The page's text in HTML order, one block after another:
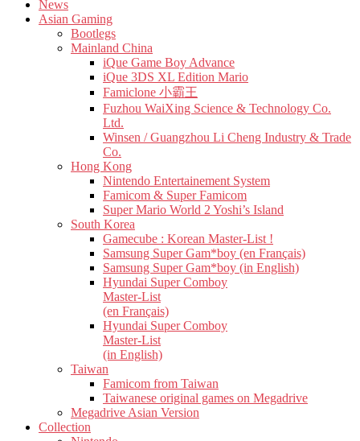
News
Asian Gaming
Bootlegs
Mainland China
iQue Game Boy Advance
iQue 3DS XL Edition Mario
Famiclone 小霸王
Fuzhou WaiXing Science & Technology Co.
Ltd.
Winsen / Guangzhou Li Cheng Industry & Trade
Co.
Hong Kong
Nintendo Entertainement System
Famicom & Super Famicom
Super Mario World 2 Yoshi’s Island
South Korea
Gamecube : Korean Master-List !
Samsung Super Gam*boy (en Français)
Samsung Super Gam*boy (in English)
Hyundai Super Comboy
Master-List
(en Français)
Hyundai Super Comboy
Master-List
(in English)
Taiwan
Famicom from Taiwan
Taiwanese original games on Megadrive
Megadrive Asian Version
Collection